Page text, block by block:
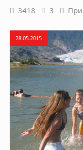
3418 3
28.05.2015